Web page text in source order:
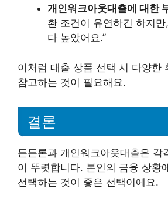
개인워크아웃대출에 대한
환 조건이 유연하긴 하지
다 높았어요.”
이처럼 대출 상품 선택 시 다양한
참고하는 것이 필요해요.
결론
든든론과 개인워크아웃대출은 각
이 뚜렷합니다. 본인의 금융 상황
선택하는 것이 좋은 선택이에요.